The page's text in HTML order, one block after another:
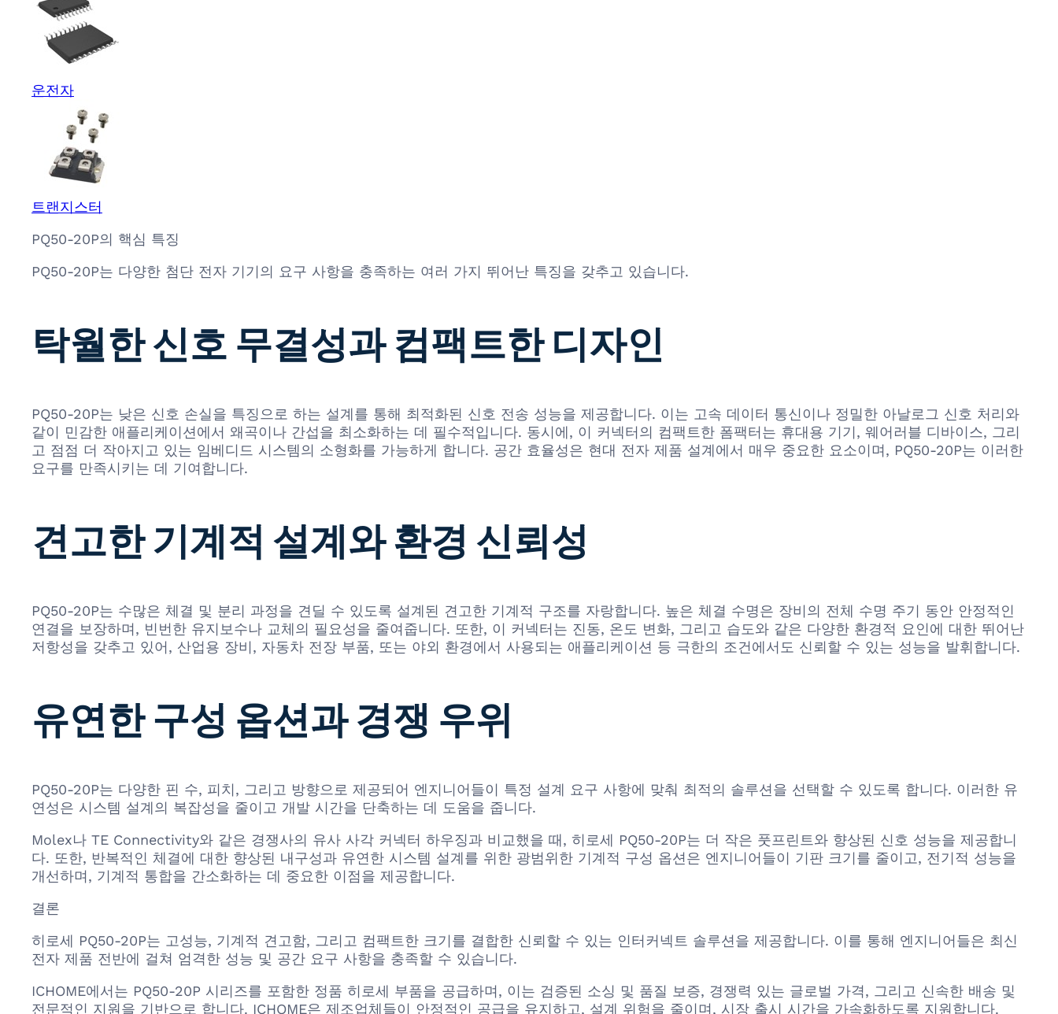
운전자
트랜지스터
PQ50-20P의 핵심 특징
PQ50-20P는 다양한 첨단 전자 기기의 요구 사항을 충족하는 여러 가지 뛰어난 특징을 갖추고 있습니다.
탁월한 신호 무결성과 컴팩트한 디자인
PQ50-20P는 낮은 신호 손실을 특징으로 하는 설계를 통해 최적화된 신호 전송 성능을 제공합니다. 이는 고속 데이터 통신이나 정밀한 아날로그 신호 처리와
같이 민감한 애플리케이션에서 왜곡이나 간섭을 최소화하는 데 필수적입니다. 동시에, 이 커넥터의 컴팩트한 폼팩터는 휴대용 기기, 웨어러블 디바이스, 그리
고 점점 더 작아지고 있는 임베디드 시스템의 소형화를 가능하게 합니다. 공간 효율성은 현대 전자 제품 설계에서 매우 중요한 요소이며, PQ50-20P는 이러한
요구를 만족시키는 데 기여합니다.
견고한 기계적 설계와 환경 신뢰성
PQ50-20P는 수많은 체결 및 분리 과정을 견딜 수 있도록 설계된 견고한 기계적 구조를 자랑합니다. 높은 체결 수명은 장비의 전체 수명 주기 동안 안정적인
연결을 보장하며, 빈번한 유지보수나 교체의 필요성을 줄여줍니다. 또한, 이 커넥터는 진동, 온도 변화, 그리고 습도와 같은 다양한 환경적 요인에 대한 뛰어난
저항성을 갖추고 있어, 산업용 장비, 자동차 전장 부품, 또는 야외 환경에서 사용되는 애플리케이션 등 극한의 조건에서도 신뢰할 수 있는 성능을 발휘합니다.
유연한 구성 옵션과 경쟁 우위
PQ50-20P는 다양한 핀 수, 피치, 그리고 방향으로 제공되어 엔지니어들이 특정 설계 요구 사항에 맞춰 최적의 솔루션을 선택할 수 있도록 합니다. 이러한 유
연성은 시스템 설계의 복잡성을 줄이고 개발 시간을 단축하는 데 도움을 줍니다.
Molex나 TE Connectivity와 같은 경쟁사의 유사 사각 커넥터 하우징과 비교했을 때, 히로세 PQ50-20P는 더 작은 풋프린트와 향상된 신호 성능을 제공합니
다. 또한, 반복적인 체결에 대한 향상된 내구성과 유연한 시스템 설계를 위한 광범위한 기계적 구성 옵션은 엔지니어들이 기판 크기를 줄이고, 전기적 성능을
개선하며, 기계적 통합을 간소화하는 데 중요한 이점을 제공합니다.
결론
히로세 PQ50-20P는 고성능, 기계적 견고함, 그리고 컴팩트한 크기를 결합한 신뢰할 수 있는 인터커넥트 솔루션을 제공합니다. 이를 통해 엔지니어들은 최신
전자 제품 전반에 걸쳐 엄격한 성능 및 공간 요구 사항을 충족할 수 있습니다.
ICHOME에서는 PQ50-20P 시리즈를 포함한 정품 히로세 부품을 공급하며, 이는 검증된 소싱 및 품질 보증, 경쟁력 있는 글로벌 가격, 그리고 신속한 배송 및
전문적인 지원을 기반으로 합니다. ICHOME은 제조업체들이 안정적인 공급을 유지하고, 설계 위험을 줄이며, 시장 출시 시간을 가속화하도록 지원합니다.